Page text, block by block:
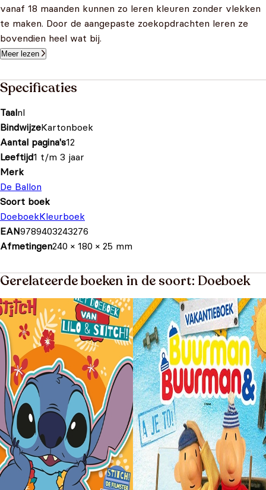
vanaf 18 maanden kunnen zo leren kleuren zonder vlekken
te maken. Door de aangepaste zoekopdrachten leren ze
bovendien heel wat bij.
Meer lezen
Specificaties
Taalnl
BindwijzeKartonboek
Aantal pagina's12
Leeftijd1 t/m 3 jaar
Merk
De Ballon
Soort boek
DoeboekKleurboek
EAN9789403243276
Afmetingen240 × 180 × 25 mm
Gerelateerde boeken in de soort: Doeboek